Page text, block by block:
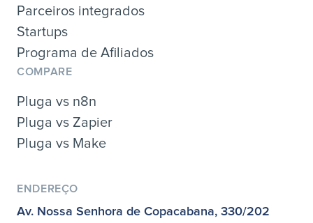
Parceiros integrados
Startups
Programa de Afiliados
COMPARE
Pluga vs n8n
Pluga vs Zapier
Pluga vs Make
ENDEREÇO
Av. Nossa Senhora de Copacabana, 330/202